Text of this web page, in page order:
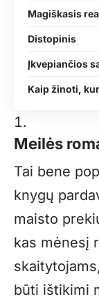
Magiškasis
Distopinis
Įkvepiančios
Kaip žinoti,
Meilės
Tai bene
knygų
maisto
kas mėnesį
būti ištikimi